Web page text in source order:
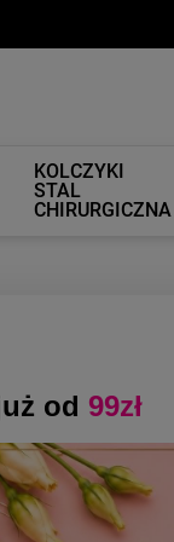
KOLCZYKI
STAL
CHIRURGICZNA
od 99zł